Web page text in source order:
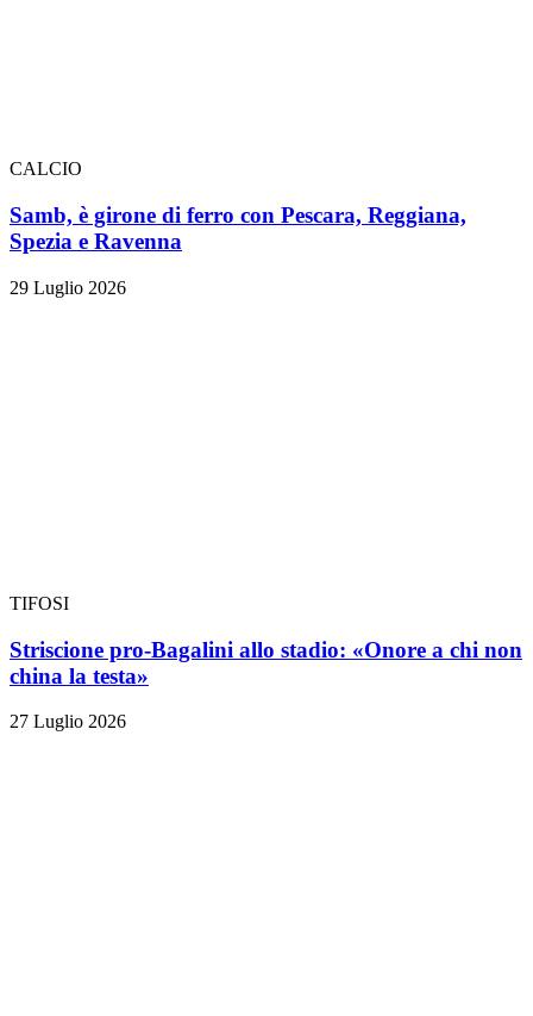
CALCIO
Samb, è girone di ferro con Pescara, Reggiana,
Spezia e Ravenna
29 Luglio 2026
TIFOSI
Striscione pro-Bagalini allo stadio: «Onore a chi non
china la testa»
27 Luglio 2026